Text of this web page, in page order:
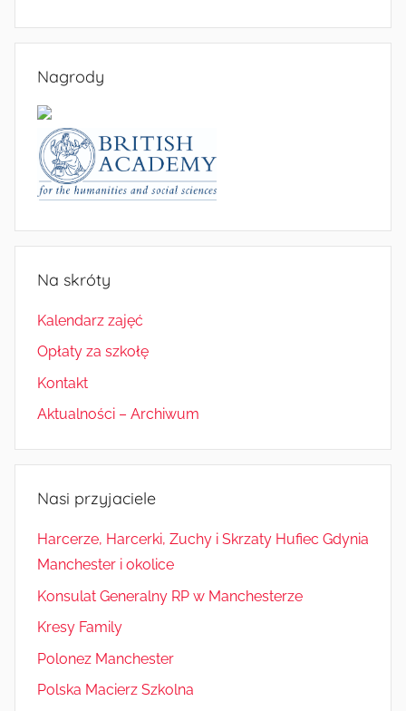
Nagrody
Na skróty
Kalendarz zajęć
Opłaty za szkołę
Kontakt
Aktualności – Archiwum
Nasi przyjaciele
Harcerze, Harcerki, Zuchy i Skrzaty Hufiec Gdynia
Manchester i okolice
Konsulat Generalny RP w Manchesterze
Kresy Family
Polonez Manchester
Polska Macierz Szkolna